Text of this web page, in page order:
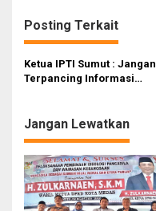
a
s
i
o
s
Posting Terkait
Ketua IPTI Sumut : Jangan
Terpancing Informasi
Jangan Lewatkan